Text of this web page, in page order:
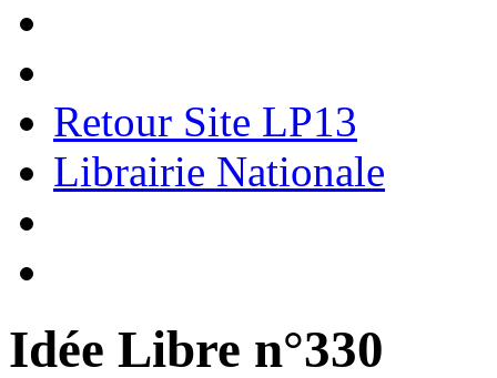
Retour Site LP13
Librairie Nationale
Idée Libre n°330